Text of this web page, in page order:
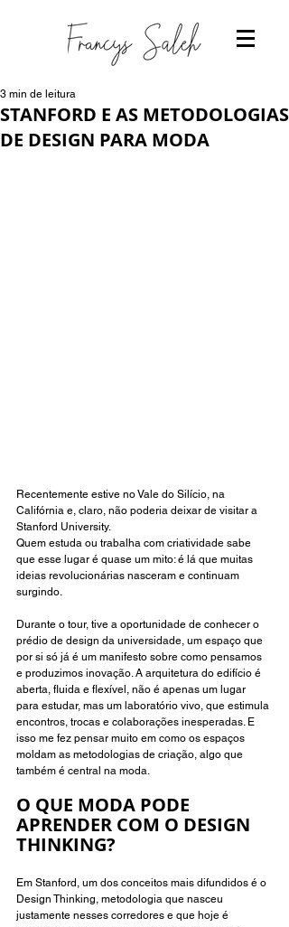
STANFORD E AS METODOLOGIAS
DE DESIGN PARA MODA
3 min de leitura
Recentemente estive no Vale do Silício, na
Califórnia e, claro, não poderia deixar de visitar a
Stanford University.
Quem estuda ou trabalha com criatividade sabe
que esse lugar é quase um mito: é lá que muitas
ideias revolucionárias nasceram e continuam
surgindo.
Durante o tour, tive a oportunidade de conhecer o
prédio de design da universidade, um espaço que
por si só já é um manifesto sobre como pensamos
e produzimos inovação. A arquitetura do edifício é
aberta, fluida e flexível, não é apenas um lugar
para estudar, mas um laboratório vivo, que estimula
encontros, trocas e colaborações inesperadas. E
isso me fez pensar muito em como os espaços
moldam as metodologias de criação, algo que
também é central na moda.
O QUE MODA PODE
APRENDER COM O DESIGN
THINKING?
Em Stanford, um dos conceitos mais difundidos é o
Design Thinking, metodologia que nasceu
justamente nesses corredores e que hoje é